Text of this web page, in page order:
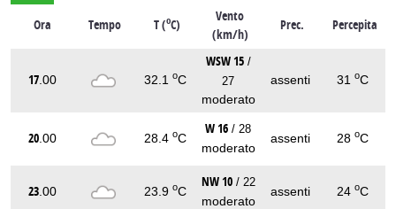
Ora Tempo T (oC)
Vento
(km/h)
Prec. Percepita
17 .00 32.1 oC
WSW 15 /
27
moderato
assenti 31 oC
20 .00 28.4 oC
W 16 / 28
moderato
assenti 28 oC
23 .00 23.9 oC
NW 10 / 22
moderato
assenti 24 oC